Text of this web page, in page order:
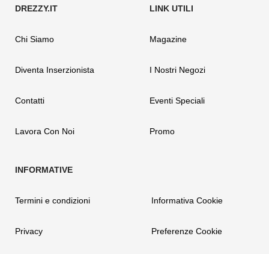
Chi Siamo
Diventa Inserzionista
Contatti
Lavora Con Noi
Magazine
I Nostri Negozi
Eventi Speciali
Promo
Termini e condizioni
Privacy
Informativa Cookie
Preferenze Cookie